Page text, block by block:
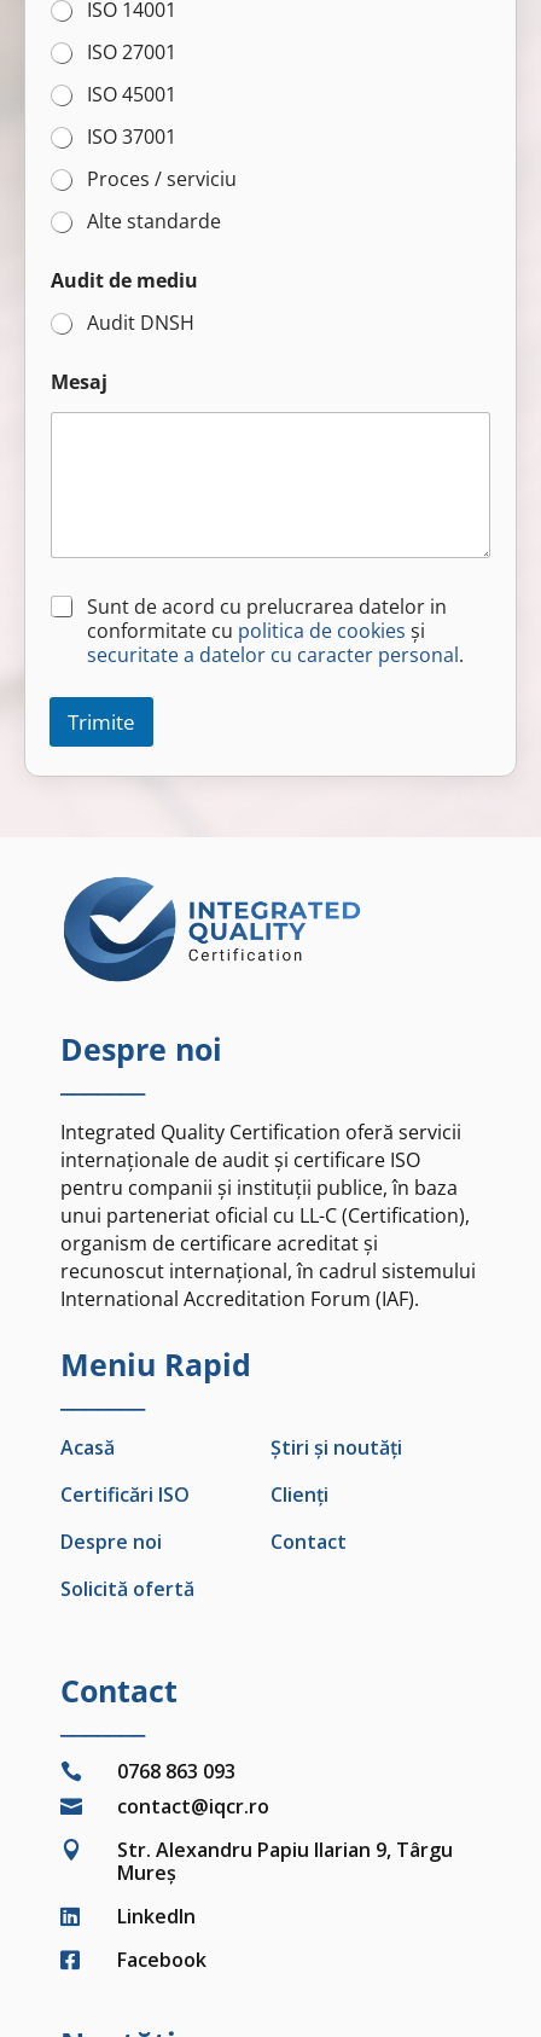
ISO 14001
ISO 27001
ISO 45001
ISO 37001
Proces / serviciu
Alte standarde
Audit de mediu
Audit DNSH
Mesaj
C
k
o
Sunt de acord cu prelucrarea datelor in
conformitate cu politica de cookies și
securitate a datelor cu caracter personal.
Trimite
Despre noi
_______
Integrated Quality Certification oferă servicii
internaționale de audit și certificare ISO
pentru companii și instituții publice, în baza
unui parteneriat oficial cu LL-C (Certification),
organism de certificare acreditat și
recunoscut internațional, în cadrul sistemului
International Accreditation Forum (IAF).
Meniu Rapid
Acasă
Certificări ISO
Despre noi
Solicită ofertă
Știri și noutăți
Clienți
Contact
Contact
 0768 863 093
 contact@iqcr.ro

Str. Alexandru Papiu Ilarian 9, Târgu
Mureș
 LinkedIn
 Facebook